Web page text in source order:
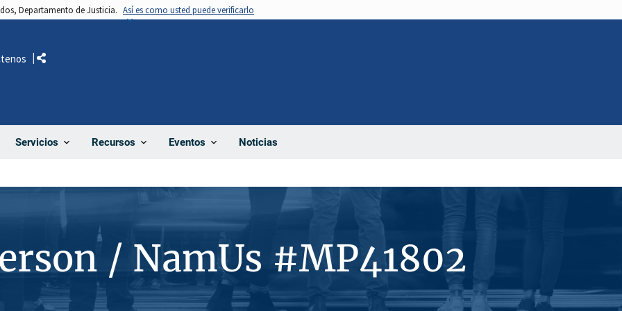
Departamento de Justicia. Así es como usted puede verificarlo
Servicios Recursos Eventos Noticias
Comparte
/ NamUs #MP41802